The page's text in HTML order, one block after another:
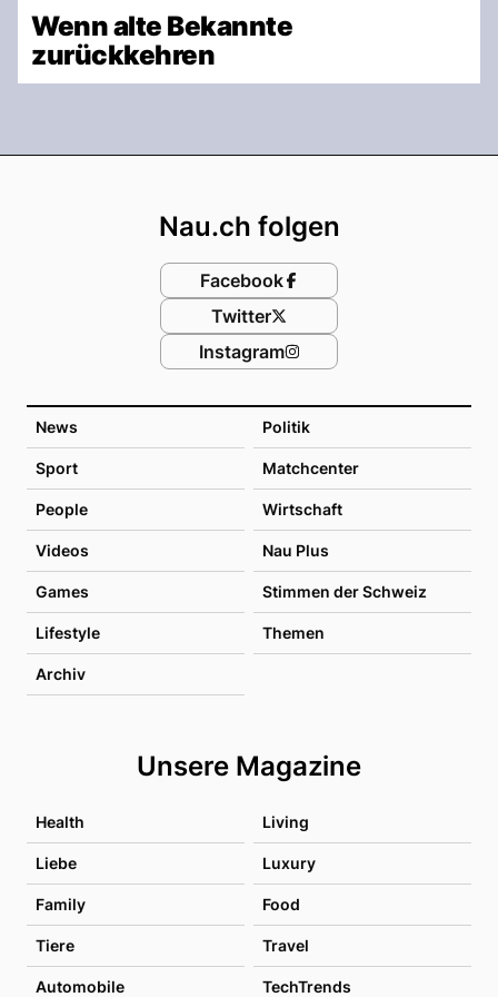
Wenn alte Bekannte
zurückkehren
News Politik
Sport Matchcenter
People Wirtschaft
Videos Nau Plus
Games Stimmen der Schweiz
Lifestyle Themen
Archiv
Unsere Magazine
Health Living
Liebe Luxury
Family Food
Tiere Travel
Automobile TechTrends
Nau.ch folgen
Facebook
Twitter
Instagram